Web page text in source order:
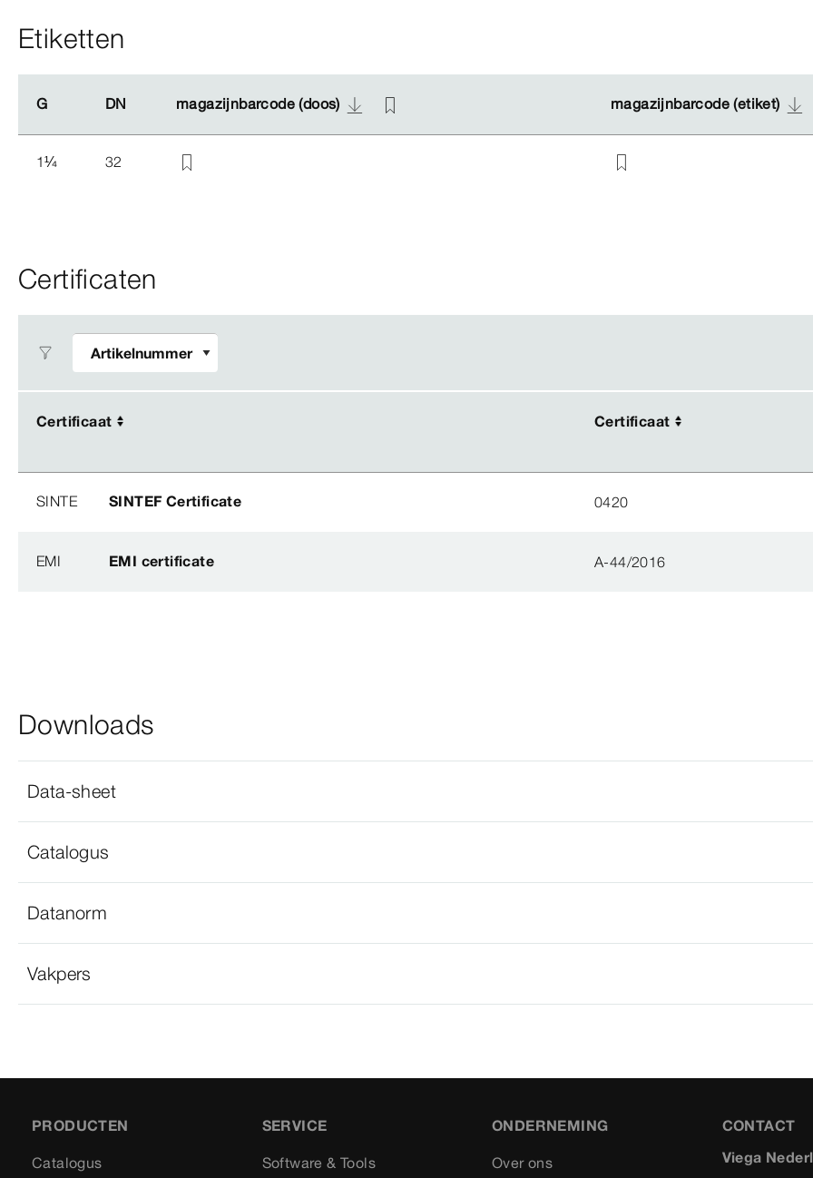
Etiketten
G DN magazijnbarcode (doos) magazijnbarcode (etiket)
G DN magazijnbarcode (doos) magazijnbarcode (etiket)
1¼ 32
Certificaten
Certificaat Certificaat
Certificaat Certificaat
SINTE SINTEF Certificate 0420
EMI EMI certificate A-44/2016
Downloads
Data-sheet
Catalogus
Datanorm
Vakpers
PRODUCTEN
Catalogus
SERVICE
Software & Tools
ONDERNEMING
Over ons
CONTACT
Viega